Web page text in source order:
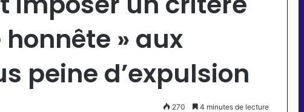
» aux
peine d’expulsion
270 4 minutes de lecture